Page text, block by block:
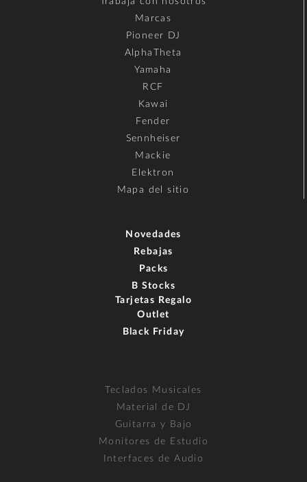
Marcas
Pioneer DJ
AlphaTheta
Yamaha
RCF
Kawai
Fender
Sennheiser
Mackie
Elektron
Mapa del sitio
Novedades
Rebajas
Packs
B Stocks
Tarjetas Regalo
Outlet
Black Friday
Teclados Musicales
Material de DJ
Guitarra y Bajo
Monitores de Estudio
Interfaces de Audio